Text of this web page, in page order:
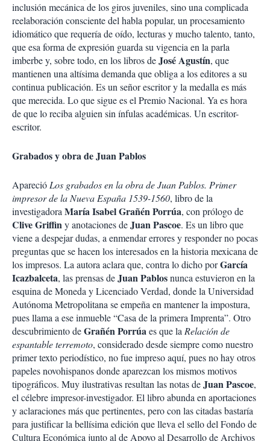
inclusión mecánica de los giros juveniles, sino una complicada
reelaboración consciente del habla popular, un procesamiento
idiomático que requería de oído, lecturas y mucho talento, tanto,
que esa forma de expresión guarda su vigencia en la parla
imberbe y, sobre todo, en los libros deJosé Agustín, que
mantienen una altísima demanda que obliga a los editores a su
continua publicación. Es un señor escritor y la medalla es más
que merecida. Lo que sigue es el Premio Nacional. Ya es hora
de que lo reciba alguien sin ínfulas académicas. Un escritor-
escritor.
Grabados y obra de Juan Pablos
Apareció Los grabados en la obra de Juan Pablos. Primer
impresor de la Nueva España 1539-1560, libro de la
investigadora María Isabel Grañén Porrúa, con prólogo de
Clive Griffiny anotaciones deJuan Pascoe. Es un libro que
viene a despejar dudas, a enmendar errores y responder no pocas
preguntas que se hacen los interesados en la historia mexicana de
los impresos. La autora aclara que, contra lo dicho porGarcía
Icazbalceta, las prensas deJuan Pablosnunca estuvieron en la
esquina de Moneda y Licenciado Verdad, donde la Universidad
Autónoma Metropolitana se empeña en mantener la impostura,
pues llama a ese inmueble “Casa de la primera Imprenta”. Otro
descubrimiento deGrañén Porrúaes que la Relación de
espantable terremoto, considerado desde siempre como nuestro
primer texto periodístico, no fue impreso aquí, pues no hay otros
papeles novohispanos donde aparezcan los mismos motivos
tipográficos. Muy ilustrativas resultan las notas deJuan Pascoe,
el célebre impresor-investigador. El libro abunda en aportaciones
y aclaraciones más que pertinentes, pero con las citadas bastaría
para justificar la bellísima edición que lleva el sello del Fondo de
Cultura Económica junto al de Apoyo al Desarrollo de Archivos